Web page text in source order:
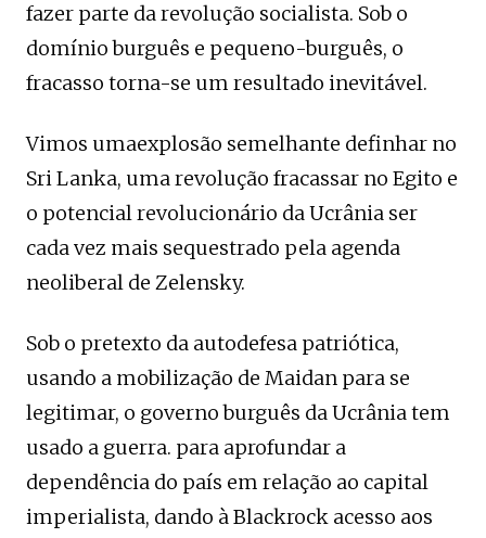
fazer parte da revolução socialista. Sob o
domínio burguês e pequeno-burguês, o
fracasso torna-se um resultado inevitável.
Vimos umaexplosão semelhante definhar no
Sri Lanka, uma revolução fracassar no Egito e
o potencial revolucionário da Ucrânia ser
cada vez mais sequestrado pela agenda
neoliberal de Zelensky.
Sob o pretexto da autodefesa patriótica,
usando a mobilização de Maidan para se
legitimar, o governo burguês da Ucrânia tem
usado a guerra. para aprofundar a
dependência do país em relação ao capital
imperialista, dando à Blackrock acesso aos